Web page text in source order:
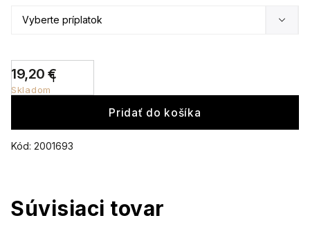
Kód: 2001693
19,20 €
Skladom
Pridať do košíka
Súvisiaci tovar